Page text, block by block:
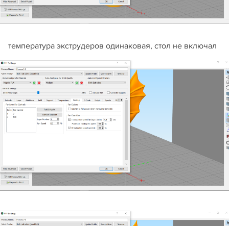
температура экструдеров одинаковая, стол не включал